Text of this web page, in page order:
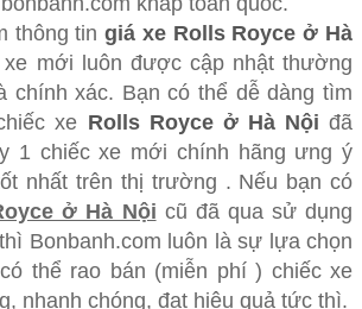
thông tingiá xe Rolls Royce ở Hà
mới luôn được cập nhật thường
chính xác. Bạn có thể dễ dàng tìm
xe Rolls Royce ở Hà Nội đã
1 chiếc xe mới chính hãng ưng ý
nhất trên thị trường . Nếu bạn có
ở Hà Nội cũ đã qua sử dụng
Bonbanh.com luôn là sự lựa chọn
thể rao bán (miễn phí ) chiếc xe
nhanh chóng, đạt hiệu quả tức thì.